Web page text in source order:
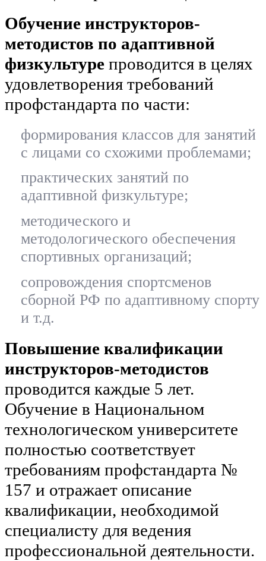
Обучение инструкторов-
методистов по адаптивной
физкультуре проводится в целях
удовлетворения требований
профстандарта по части:
формирования классов для занятий
с лицами со схожими проблемами;
практических занятий по
адаптивной физкультуре;
методического и
методологического обеспечения
спортивных организаций;
сопровождения спортсменов
сборной РФ по адаптивному спорту
и т.д.
Повышение квалификации
инструкторов-методистов
проводится каждые 5 лет.
Обучение в Национальном
технологическом университете
полностью соответствует
требованиям профстандарта №
157 и отражает описание
квалификации, необходимой
специалисту для ведения
профессиональной деятельности.